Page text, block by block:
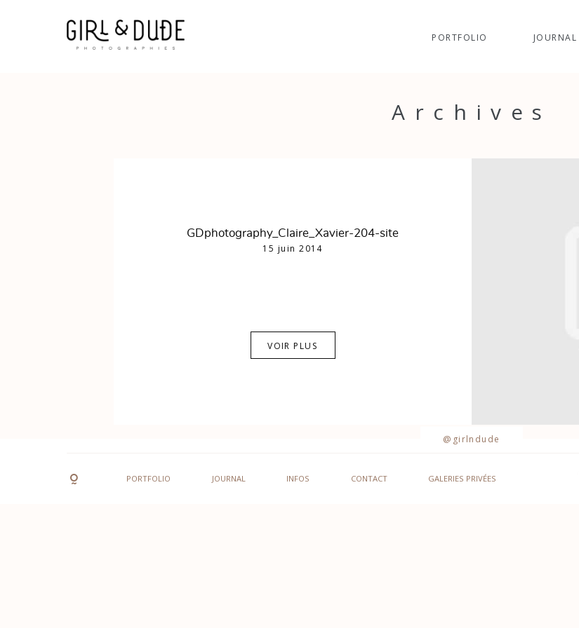
PORTFOLIO JOURNAL
Archives
GDphotography_Claire_Xavier-204-site
15 juin 2014
VOIR PLUS
@girlndude
PORTFOLIO JOURNAL INFOS CONTACT GALERIES PRIVÉES